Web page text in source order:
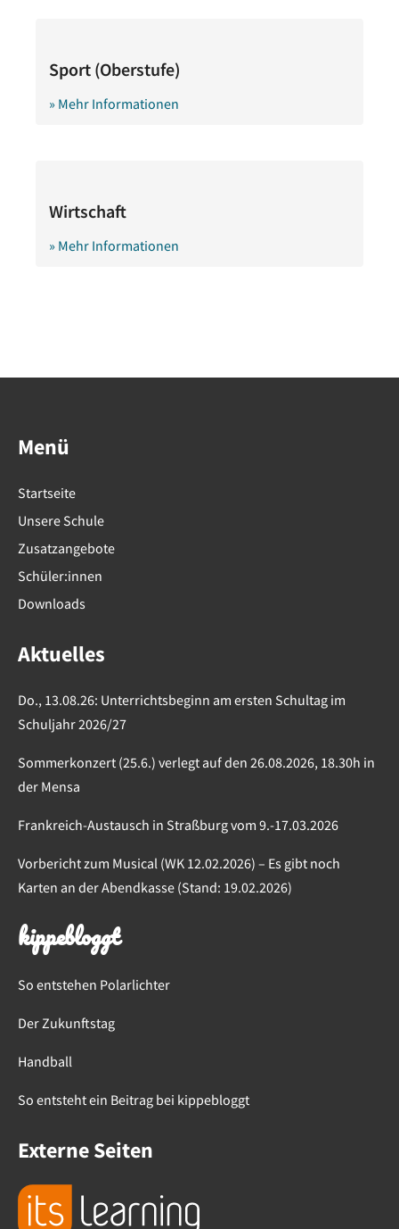
Sport (Oberstufe)
» Mehr Informationen
Wirtschaft
» Mehr Informationen
Menü
Startseite
Unsere Schule
Zusatzangebote
Schüler:innen
Downloads
Aktuelles
Do., 13.08.26: Unterrichtsbeginn am ersten Schultag im
Schuljahr 2026/27
Sommerkonzert (25.6.) verlegt auf den 26.08.2026, 18.30h in
der Mensa
Frankreich-Austausch in Straßburg vom 9.-17.03.2026
Vorbericht zum Musical (WK 12.02.2026) – Es gibt noch
Karten an der Abendkasse (Stand: 19.02.2026)
kippebloggt
So entstehen Polarlichter
Der Zukunftstag
Handball
So entsteht ein Beitrag bei kippebloggt
Externe Seiten